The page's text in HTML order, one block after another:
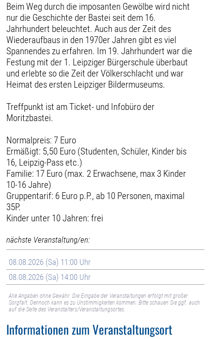
Beim Weg durch die imposanten Gewölbe wird nicht
nur die Geschichte der Bastei seit dem 16.
Jahrhundert beleuchtet. Auch aus der Zeit des
Wiederaufbaus in den 1970er Jahren gibt es viel
Spannendes zu erfahren. Im 19. Jahrhundert war die
Festung mit der 1. Leipziger Bürgerschule überbaut
und erlebte so die Zeit der Völkerschlacht und war
Heimat des ersten Leipziger Bildermuseums.
Treffpunkt ist am Ticket- und Infobüro der
Moritzbastei.
Normalpreis: 7 Euro
Ermäßigt: 5,50 Euro (Studenten, Schüler, Kinder bis
16, Leipzig-Pass etc.)
Familie: 17 Euro (max. 2 Erwachsene, max 3 Kinder
10-16 Jahre)
Gruppentarif: 6 Euro p.P., ab 10 Personen, maximal
35P.
Kinder unter 10 Jahren: frei
nächste Veranstaltung/en:
08.08.2026 (Sa) 11:00 Uhr
08.08.2026 (Sa) 14:00 Uhr
Alle Angaben ohne Gewähr. Die Eingabe der Veranstaltungen erfolgt mit großer
Sorgfalt. Dennoch kann es zu Unstimmigkeiten kommen. Bitte schauen Sie ggf. auch
auf die Seite des Veranstalters/Veranstaltungsortes.
Informationen zum Veranstaltungsort